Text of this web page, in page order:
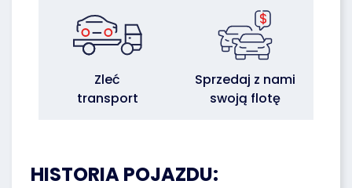
Zleć
transport
Sprzedaj z nami
swoją flotę
HISTORIA POJAZDU: